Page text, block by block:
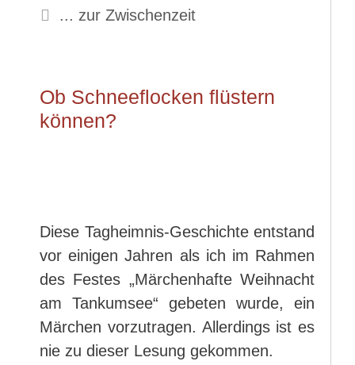
Kategorien
... zur Zwischenzeit
Ob Schneeflocken flüstern
können?
Diese Tagheimnis-Geschichte entstand
vor einigen Jahren als ich im Rahmen
des Festes „Märchenhafte Weihnacht
am Tankumsee“ gebeten wurde, ein
Märchen vorzutragen. Allerdings ist es
nie zu dieser Lesung gekommen.